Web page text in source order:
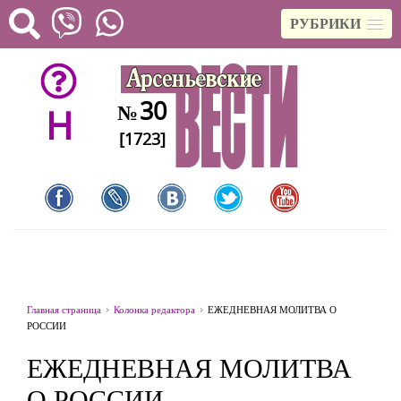
РУБРИКИ
H №30
[1723]
Главная страница Колонка редактора
ЕЖЕДНЕВНАЯ МОЛИТВА О
РОССИИ
ЕЖЕДНЕВНАЯ МОЛИТВА